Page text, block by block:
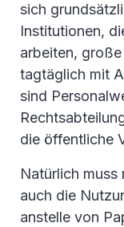
sich
Institutionen,
arbeiten,
tagtäglich mit
sind
die öffentliche
Natürlich muss
auch die
anstelle von